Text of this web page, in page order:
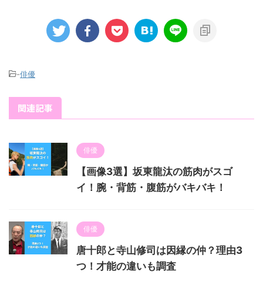
-俳優
関連記事
俳優
【画像3選】坂東龍汰の筋肉がスゴ
イ！腕・背筋・腹筋がバキバキ！
俳優
唐十郎と寺山修司は因縁の仲？理由3
つ！才能の違いも調査